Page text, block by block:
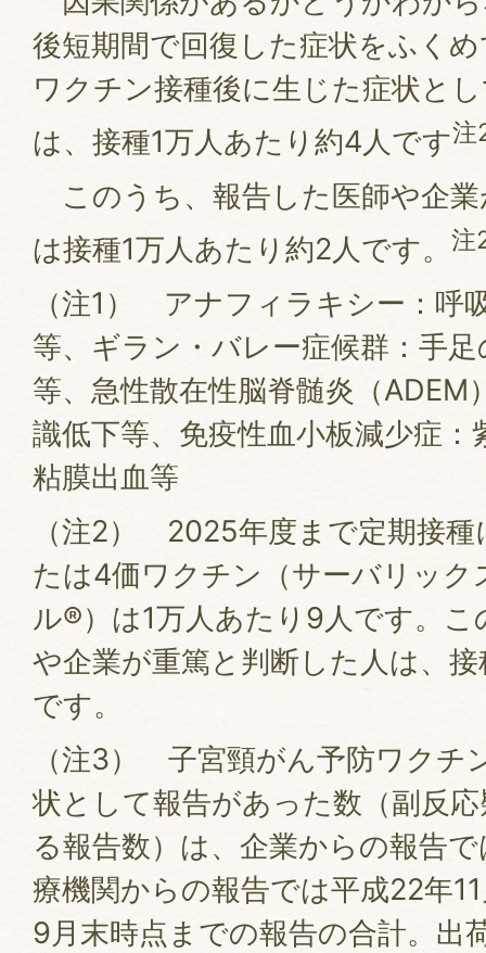
後短期間で回復した症状をふく
ワクチン接種後に生じた症状と
は、接種1万人あたり約4人です注
このうち、報告した医師や企
は接種1万人あたり約2人です。
注
（注1） アナフィラキシー：呼
等、ギラン・バレー症候群：手
等、急性散在性脳脊髄炎（ADEM
識低下等、免疫性血小板減少症：
粘膜出血等
（注2） 2025年度まで定期接
たは4価ワクチン（サーバリッ
ル®）は1万人あたり9人です。
や企業が重篤と判断した人は、
です。
（注3） 子宮頸がん予防ワクチ
状として報告があった数（副反
る報告数）は、企業からの報告
療機関からの報告では平成22年
9月末時点までの報告の合計。出